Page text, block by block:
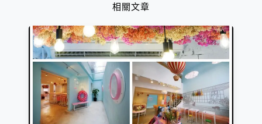
相關文章